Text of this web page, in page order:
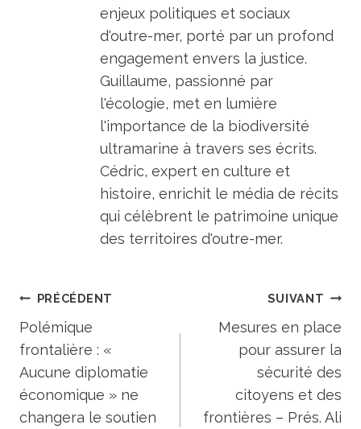
enjeux politiques et sociaux
d'outre-mer, porté par un profond
engagement envers la justice.
Guillaume, passionné par
l'écologie, met en lumière
l'importance de la biodiversité
ultramarine à travers ses écrits.
Cédric, expert en culture et
histoire, enrichit le média de récits
qui célèbrent le patrimoine unique
des territoires d'outre-mer.
Navigation
de
l’article
PRÉCÉDENT
Polémique
frontalière : «
Aucune diplomatie
économique » ne
changera le soutien
SUIVANT
Mesures en place
pour assurer la
sécurité des
citoyens et des
frontières – Prés. Ali